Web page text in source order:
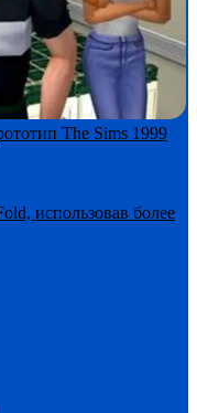
The Sims 1999
использовав более